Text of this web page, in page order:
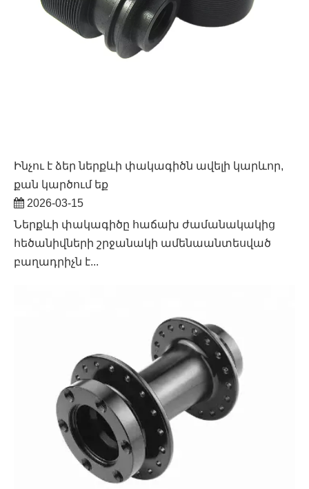
Ինչու է ձեր ներքևի փակագիծն ավելի կարևոր,
քան կարծում եք
2026-03-15
Ներքևի փակագիծը հաճախ ժամանակակից
հեծանիվների շրջանակի ամենաանտեսված
բաղադրիչն է...